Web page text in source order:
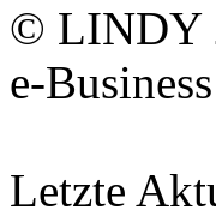
© LINDY
e-
Letzte